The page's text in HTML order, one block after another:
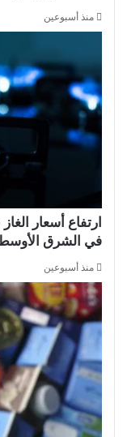
منذ أسبوعين
ارتفاع أسعار
في الشرق
منذ أسبوعين